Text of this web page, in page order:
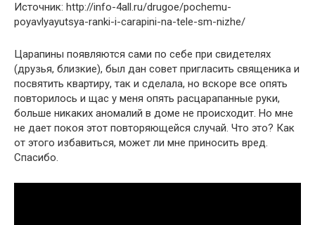
Источник: http://info-4all.ru/drugoe/pochemu-
poyavlyayutsya-ranki-i-carapini-na-tele-sm-nizhe/
Царапины появляются сами по себе при свидетелях
(друзья, близкие), был дан совет пригласить священика и
посвятить квартиру, так и сделала, но вскоре все опять
повторилось и щас у меня опять расцарапанные руки,
больше никаких аномалий в доме не происходит. Но мне
не дает покоя этот повторяющейся случай. Что это? Как
от этого избавиться, может ли мне приносить вред.
Спасибо.